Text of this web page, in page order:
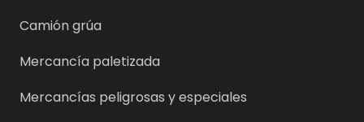
Camión grúa
Mercancía paletizada
Mercancías peligrosas y especiales